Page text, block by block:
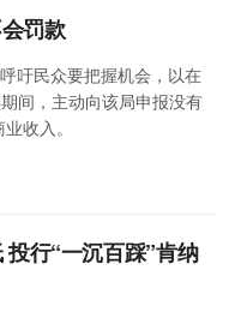
罚款
吁民众要把握机会，以在
间，主动向该局申报没有
收入。
行“一沉百踩”肯纳